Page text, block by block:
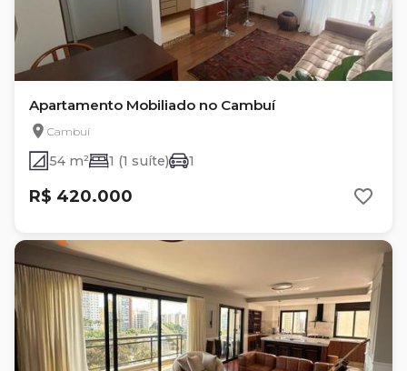
Apartamento Mobiliado no Cambuí
Cambuí
54 m² 1 (1 suíte) 1
R$ 420.000